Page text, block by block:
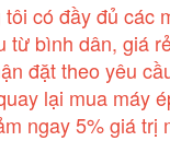
có đầy đủ các
từ bình dân, giá
đặt theo yêu
lại mua máy
ngay 5% giá trị